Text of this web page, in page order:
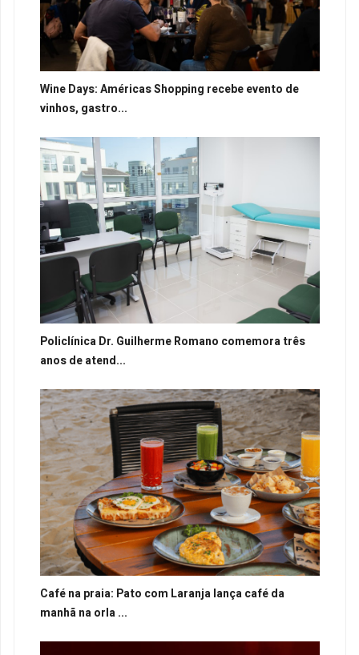
Wine Days: Américas Shopping recebe evento de
vinhos, gastro...
Policlínica Dr. Guilherme Romano comemora três
anos de atend...
Café na praia: Pato com Laranja lança café da
manhã na orla ...